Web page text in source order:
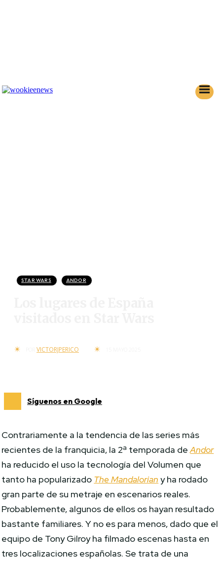
STAR WARS ANDOR
VICTORJPERICO
Síguenos en Google
Contrariamente a la tendencia de las series más
recientes de la franquicia, la 2ª temporada deAndor
ha reducido el uso la tecnología del Volumen que
tanto ha popularizado The Mandalorian y ha rodado
gran parte de su metraje en escenarios reales.
Probablemente, algunos de ellos os hayan resultado
bastante familiares. Y no es para menos, dado que el
equipo de Tony Gilroy ha filmado escenas hasta en
tres localizaciones españolas. Se trata de una